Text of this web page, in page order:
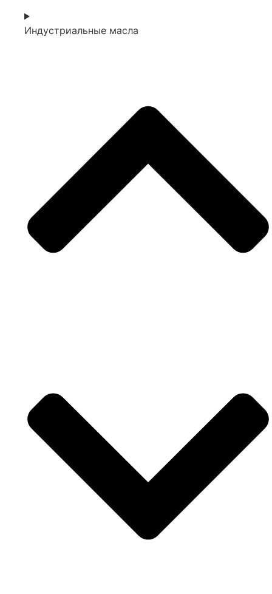
Индустриальные масла